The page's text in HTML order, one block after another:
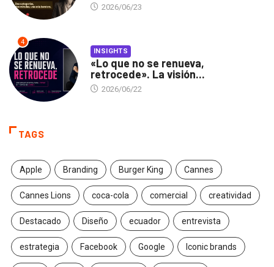
2026/06/23
4
INSIGHTS
«Lo que no se renueva,
retrocede». La visión...
2026/06/22
TAGS
Apple Branding Burger King Cannes
Cannes Lions coca-cola comercial creatividad
Destacado Diseño ecuador entrevista
estrategia Facebook Google Iconic brands